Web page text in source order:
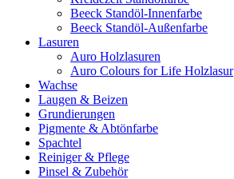
Beeck Standöl-Innenfarbe
Beeck Standöl-Außenfarbe
Lasuren
Auro Holzlasuren
Auro Colours for Life Holzlasur
Wachse
Laugen & Beizen
Grundierungen
Pigmente & Abtönfarbe
Spachtel
Reiniger & Pflege
Pinsel & Zubehör